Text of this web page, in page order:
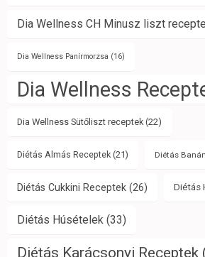
Dia Wellness CH Minusz liszt
Dia Wellness Panírmorzsa (16)
Dia Wellness
Dia Wellness Sütőliszt receptek(22)
Diétás Almás Receptek (21) Diétás
Diétás Cukkini Receptek (26) Diétás
Diétás Húsételek (33)
Diétás Karácsonyi Receptek